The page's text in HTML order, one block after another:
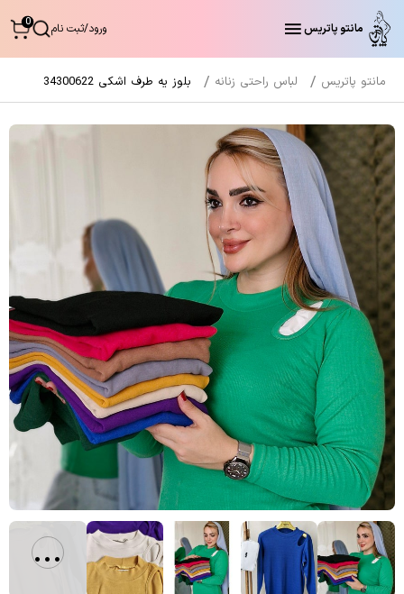
مانتو پاتریس ورود/ثبت نام 0
مانتو پاتریس لباس راحتی زنانه بلوز یه طرف اشکی 34300622
...